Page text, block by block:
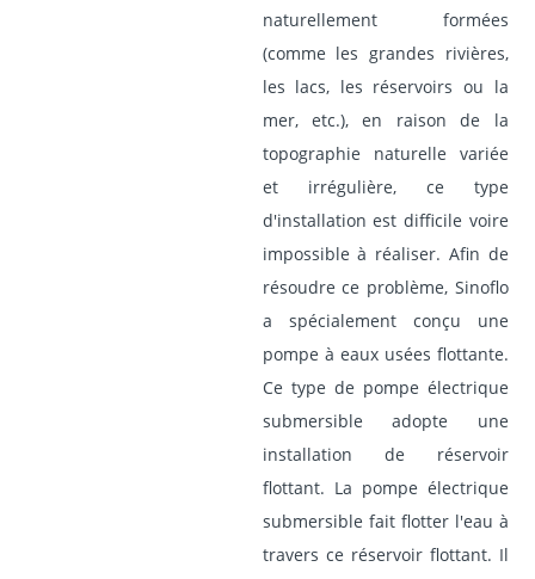
naturellement formées
(comme les grandes rivières,
les lacs, les réservoirs ou la
mer, etc.), en raison de la
topographie naturelle variée
et irrégulière, ce type
d'installation est difficile voire
impossible à réaliser. Afin de
résoudre ce problème, Sinoflo
a spécialement conçu une
pompe à eaux usées flottante.
Ce type de pompe électrique
submersible adopte une
installation de réservoir
flottant. La pompe électrique
submersible fait flotter l'eau à
travers ce réservoir flottant. Il